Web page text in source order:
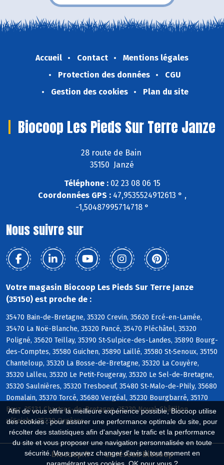
Afin de vous offrir la meilleure expérience possible, Biocoop utilise
des cookies : pour assurer une performance optimale du site, pour
récolter des statistiques afin d'analyser le trafic et la performance
du site et vous proposer une navigation personnalisée en toute
sécurité. Vous pouvez changer d'avis à tout moment en
Accueil Contact
Mentions légales
Protection des données
CGU
Gestion des cookies
Plan du site
Biocoop Les Pieds Sur Terre Janze
28 route de Bain
35150 Janzé
Téléphone :02 23 08 06 15
Coordonnées GPS :47,9535524912613 ° ,
-1,50487995714718 °
Nous suivre sur
Votre magasin Biocoop Les Pieds Sur Terre Janze
(35150) est proche de :
35470 Bain-de-Bretagne, 35320 Crevin, 35620 Ercé-en-Lamée,
35470 La Noë-Blanche, 35320 Pancé, 35470 Pléchâtel, 35320
Poligné, 35620 Teillay, 35390 St-Sulpice-des-Landes, 35890 Bourg-
des-Comptes, 35580 Guichen, 35890 Laillé, 35580 St-Senoux, 35150
Chanteloup, 35320 La Bosse-de-Bretagne, 35320 La Couyère,
35320 Lalleu, 35320 Le Petit-Fougeray, 35320 Le Sel-de-Bretagne,
35320 Saulnières, 35320 Tresboeuf, 35480 St-Malo-de-Phily, 35680
Domalain, 35370 Torcé, 35680 Vergéal, 35230 Bourgbarré, 35170
Bruz, 35131 Chartres-de-Bretagne, 35230 Noyal-Châtillon
s/Seiche, 35230 Orgères
Biocoop.fr
Le réseau Biocoop